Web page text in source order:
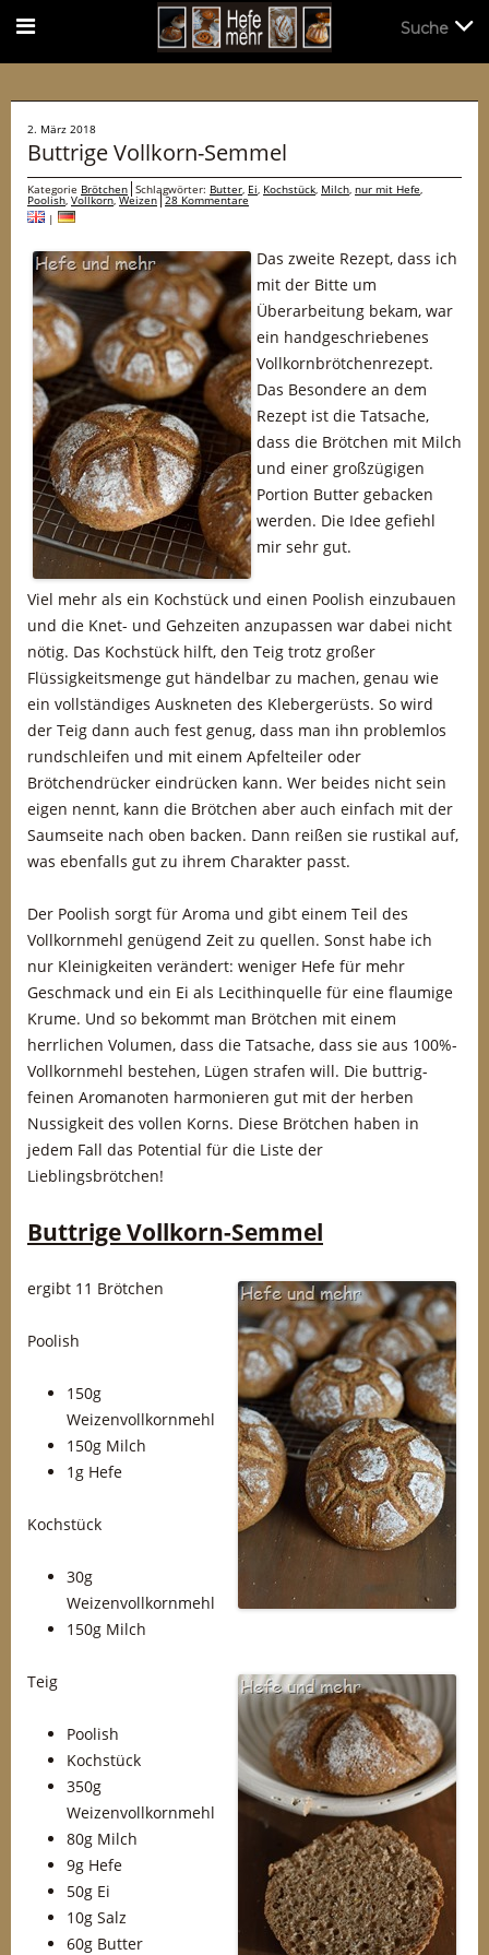
2. März 2018
Buttrige Vollkorn-Semmel
Kategorie Brötchen Schlagwörter: Butter, Ei, Kochstück, Milch, nur mit Hefe,
Poolish, Vollkorn,Weizen 28 Kommentare
|
Das zweite Rezept, dass ich
mit der Bitte um
Überarbeitung bekam, war
ein handgeschriebenes
Vollkornbrötchenrezept.
Das Besondere an dem
Rezept ist die Tatsache,
dass die Brötchen mit Milch
und einer großzügigen
Portion Butter gebacken
werden. Die Idee gefiehl
mir sehr gut.
Viel mehr als ein Kochstück und einen Poolish einzubauen
und die Knet- und Gehzeiten anzupassen war dabei nicht
nötig. Das Kochstück hilft, den Teig trotz großer
Flüssigkeitsmenge gut händelbar zu machen, genau wie
ein vollständiges Auskneten des Klebergerüsts. So wird
der Teig dann auch fest genug, dass man ihn problemlos
rundschleifen und mit einem Apfelteiler oder
Brötchendrücker eindrücken kann. Wer beides nicht sein
eigen nennt, kann die Brötchen aber auch einfach mit der
Saumseite nach oben backen. Dann reißen sie rustikal auf,
was ebenfalls gut zu ihrem Charakter passt.
Der Poolish sorgt für Aroma und gibt einem Teil des
Vollkornmehl genügend Zeit zu quellen. Sonst habe ich
nur Kleinigkeiten verändert: weniger Hefe für mehr
Geschmack und ein Ei als Lecithinquelle für eine flaumige
Krume. Und so bekommt man Brötchen mit einem
herrlichen Volumen, dass die Tatsache, dass sie aus 100%-
Vollkornmehl bestehen, Lügen strafen will. Die buttrig-
feinen Aromanoten harmonieren gut mit der herben
Nussigkeit des vollen Korns. Diese Brötchen haben in
jedem Fall das Potential für die Liste der
Lieblingsbrötchen!
Buttrige Vollkorn-Semmel
ergibt 11 Brötchen
Poolish
150g
Weizenvollkornmehl
150g Milch
1g Hefe
Kochstück
30g
Weizenvollkornmehl
150g Milch
Teig
Poolish
Kochstück
350g
Weizenvollkornmehl
80g Milch
9g Hefe
50g Ei
10g Salz
60g Butter
Suche
Suche